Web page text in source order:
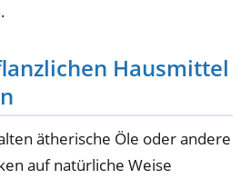
Hausmittel
ätherische Öle oder andere
auf natürliche Weise